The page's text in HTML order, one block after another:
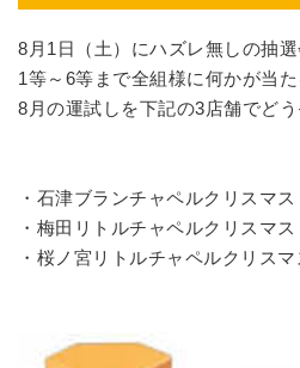
8 月 1 日（土）にハズレ無しの抽
1等～ 6等まで全組様に何かが当た
8 月の運試しを下記の3店舗でどう
・石津ブランチャペルクリスマス
・梅田リトルチャペルクリスマス
・桜ノ宮リトルチャペルクリスマ